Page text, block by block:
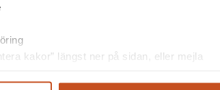
kakor” längst ner på sidan, eller mejla
De
i det
De